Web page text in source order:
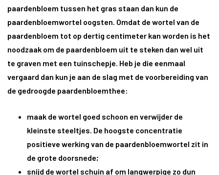
paardenbloem tussen het gras staan dan kun de
paardenbloemwortel oogsten. Omdat de wortel van de
paardenbloem tot op dertig centimeter kan worden is het
noodzaak om de paardenbloem uit te steken dan wel uit
te graven met een tuinschepje. Heb je die eenmaal
vergaard dan kun je aan de slag met de voorbereiding van
de gedroogde paardenbloemthee:
maak de wortel goed schoon en verwijder de
kleinste steeltjes. De hoogste concentratie
positieve werking van de paardenbloemwortel zit in
de grote doorsnede;
snijd de wortel schuin af om langwerpige zo dun